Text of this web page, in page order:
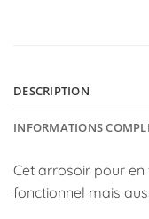
DESCRIPTION
INFORMATIONS
Cet arrosoir pour en
fonctionnel mais